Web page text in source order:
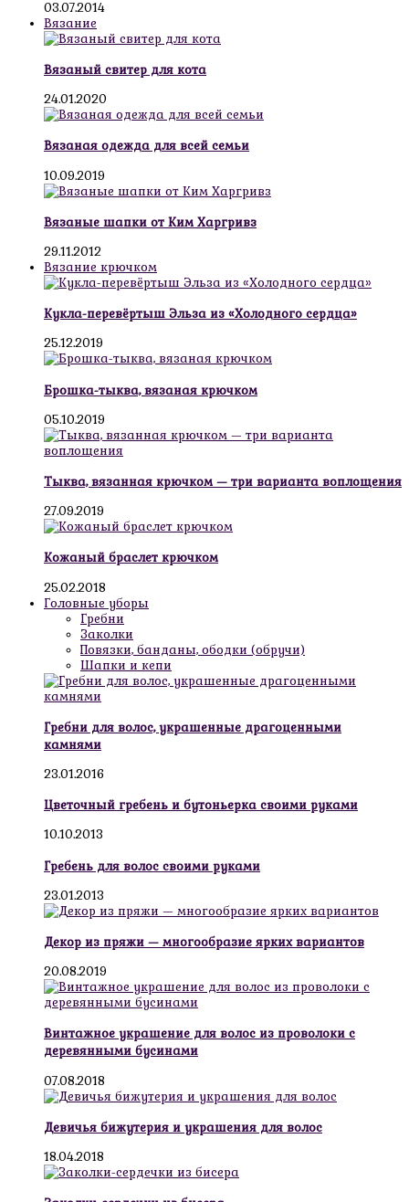
03.07.2014
Вязание
Вязаный свитер для кота
24.01.2020
Вязаная одежда для всей семьи
10.09.2019
Вязаные шапки от Ким Харгривз
29.11.2012
Вязание крючком
Кукла-перевёртыш Эльза из «Холодного сердца»
25.12.2019
Брошка-тыква, вязаная крючком
05.10.2019
Тыква, вязанная крючком — три варианта воплощения
27.09.2019
Кожаный браслет крючком
25.02.2018
Головные уборы
Гребни
Заколки
Повязки, банданы, ободки (обручи)
Шапки и кепи
Гребни для волос, украшенные драгоценными
камнями
23.01.2016
Цветочный гребень и бутоньерка своими руками
10.10.2013
Гребень для волос своими руками
23.01.2013
Декор из пряжи — многообразие ярких вариантов
20.08.2019
Винтажное украшение для волос из проволоки с
деревянными бусинами
07.08.2018
Девичья бижутерия и украшения для волос
18.04.2018